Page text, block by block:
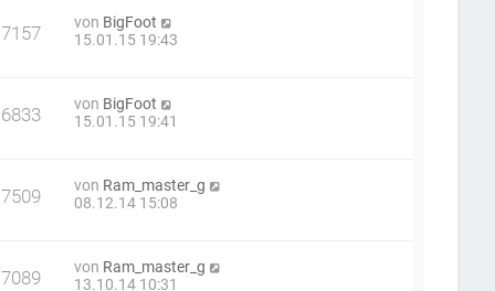
von BigFoot
15.01.15 19:43
von BigFoot
15.01.15 19:41
von Ram_master_g
08.12.14 15:08
von Ram_master_g
13.10.14 10:31